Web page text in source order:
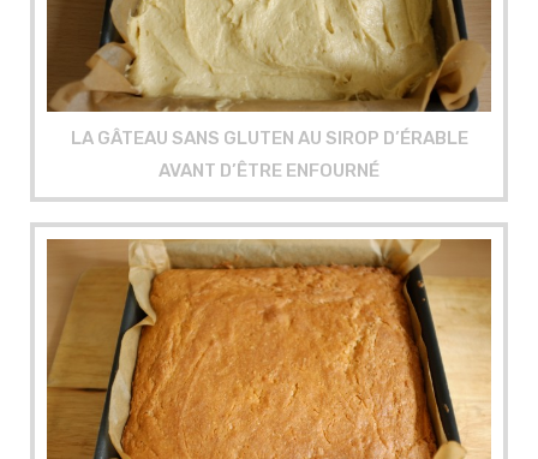
LA GÂTEAU SANS GLUTEN AU SIROP D’ÉRABLE
AVANT D’ÊTRE ENFOURNÉ